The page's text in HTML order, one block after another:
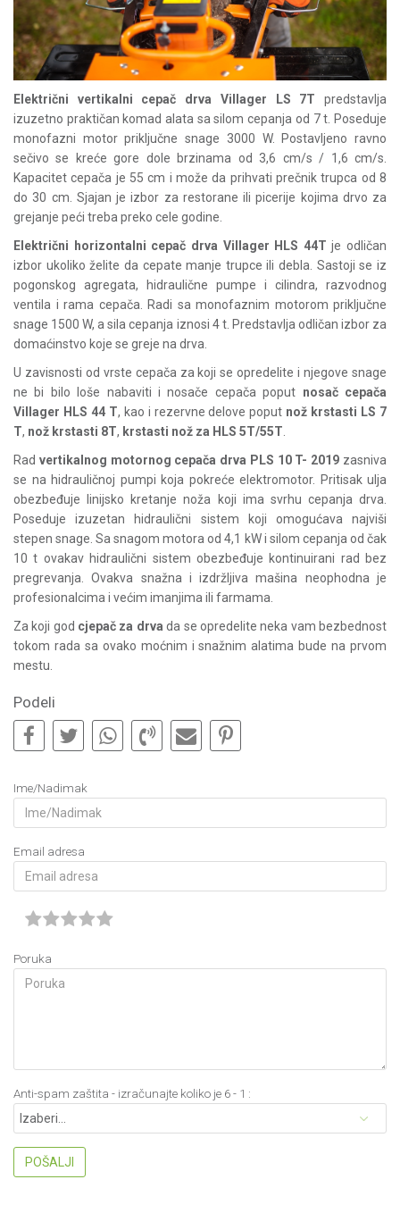
Električni vertikalni cepač drva Villager LS 7T predstavlja
izuzetno praktičan komad alata sa silom cepanja od 7 t. Poseduje
monofazni motor priključne snage 3000 W. Postavljeno ravno
sečivo se kreće gore dole brzinama od 3,6 cm/s / 1,6 cm/s.
Kapacitet cepača je 55 cm i može da prihvati prečnik trupca od 8
do 30 cm. Sjajan je izbor za restorane ili picerije kojima drvo za
grejanje peći treba preko cele godine.
Električni horizontalni cepač drva Villager HLS 44T je odličan
izbor ukoliko želite da cepate manje trupce ili debla. Sastoji se iz
pogonskog agregata, hidraulične pumpe i cilindra, razvodnog
ventila i rama cepača. Radi sa monofaznim motorom priključne
snage 1500 W, a sila cepanja iznosi 4 t. Predstavlja odličan izbor za
domaćinstvo koje se greje na drva.
U zavisnosti od vrste cepača za koji se opredelite i njegove snage
ne bi bilo loše nabaviti i nosače cepača poput nosač cepača
Villager HLS 44 T, kao i rezervne delove poput nož krstasti LS 7
T, nož krstasti 8T, krstasti nož za HLS 5T/55T.
Rad vertikalnog motornog cepača drva PLS 10 T- 2019 zasniva
se na hidrauličnoj pumpi koja pokreće elektromotor. Pritisak ulja
obezbeđuje linijsko kretanje noža koji ima svrhu cepanja drva.
Poseduje izuzetan hidraulični sistem koji omogućava najviši
stepen snage. Sa snagom motora od 4,1 kW i silom cepanja od čak
10 t ovakav hidraulični sistem obezbeđuje kontinuirani rad bez
pregrevanja. Ovakva snažna i izdržljiva mašina neophodna je
profesionalcima i većim imanjima ili farmama.
Za koji god cjepač za drva da se opredelite neka vam bezbednost
tokom rada sa ovako moćnim i snažnim alatima bude na prvom
mestu.
Podeli
Ime/Nadimak
Email adresa
Poruka
Anti-spam zaštita - izračunajte koliko je 6 - 1 :
POŠALJI